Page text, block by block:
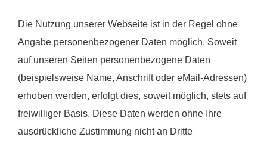
Die Nutzung unserer Webseite ist in der Regel ohne
Angabe personenbezogener Daten möglich. Soweit
auf unseren Seiten personenbezogene Daten
(beispielsweise Name, Anschrift oder eMail-Adressen)
erhoben werden, erfolgt dies, soweit möglich, stets auf
freiwilliger Basis. Diese Daten werden ohne Ihre
ausdrückliche Zustimmung nicht an Dritte